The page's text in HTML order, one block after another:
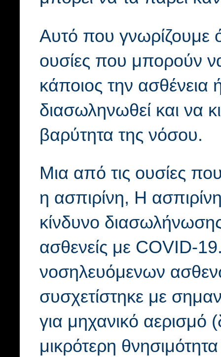
Αυτό που γνωρίζουμε
ουσίες που μπορούν
κάποιος την ασθένεια
διασωληνωθεί και να
βαρύτητα της νόσου.
Μια από τις ουσίες
η ασπιρίνη, Η
κίνδυνο
ασθενείς με COVID-
νοσηλευόμενων
συσχετίστηκε με
για μηχανικό
μικρότερη